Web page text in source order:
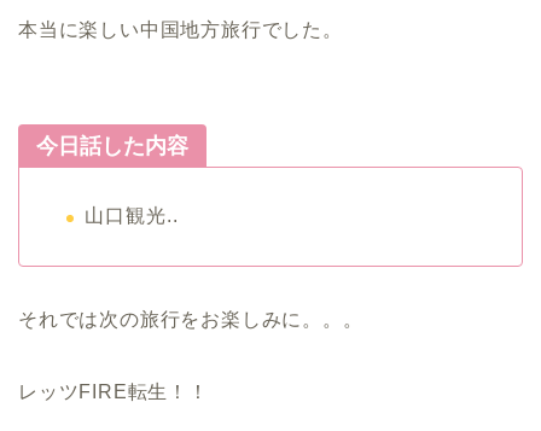
本当に楽しい中国地方旅行でした。
今日話した内容
山口観光..
それでは次の旅行をお楽しみに。。。
レッツFIRE転生！！